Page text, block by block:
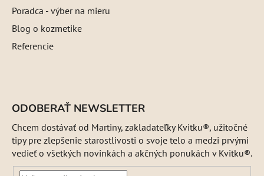
Poradca - výber na mieru
Blog o kozmetike
Referencie
ODOBERAŤ NEWSLETTER
Chcem dostávať od Martiny, zakladateľky Kvitku®, užitočné
tipy pre zlepšenie starostlivosti o svoje telo a medzi prvými
vedieť o všetkých novinkách a akčných ponukách v Kvitku®.